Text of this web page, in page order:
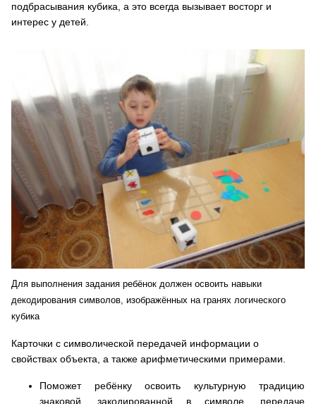
подбрасывания кубика, а это всегда вызывает восторг и
интерес у детей.
Для выполнения задания ребёнок должен освоить навыки
декодирования символов, изображённых на гранях логического
кубика
Карточки с символической передачей информации о
свойствах объекта, а также арифметическими примерами.
Поможет ребёнку освоить культурную традицию
знаковой, закодированной в символе, передаче